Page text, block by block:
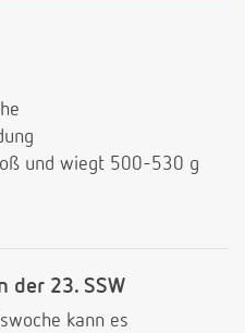
und wiegt 500-530 g
der 23. SSW
kann es